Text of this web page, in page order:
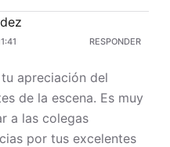
RESPONDER
apreciación del
de la escena. Es muy
a las colegas
por tus excelentes